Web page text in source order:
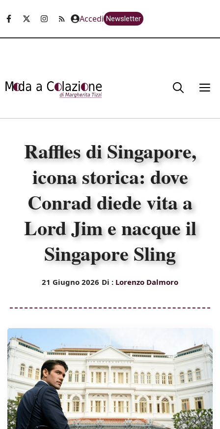
Accedi Newsletter
Raffles di Singapore,
icona storica: dove
Conrad diede vita a
Lord Jim e nacque il
Singapore Sling
21 Giugno 2026 Di : Lorenzo Dalmoro